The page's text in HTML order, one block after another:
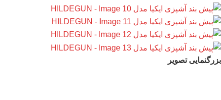
بزرگنمایی تصویر